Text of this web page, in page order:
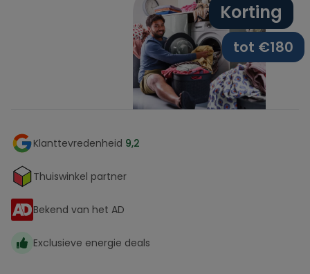
Korting
tot €180
Klanttevredenheid 9,2
Thuiswinkel partner
Bekend van het AD
Exclusieve energie deals